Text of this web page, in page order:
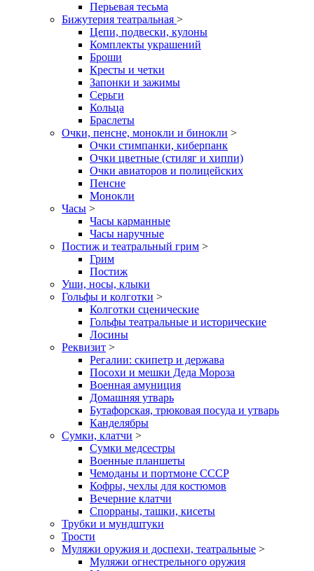
Перьевая тесьма
Бижутерия театральная >
Цепи, подвески, кулоны
Комплекты украшений
Броши
Кресты и четки
Запонки и зажимы
Серьги
Кольца
Браслеты
Очки, пенсне, монокли и бинокли >
Очки стимпанки, киберпанк
Очки цветные (стиляг и хиппи)
Очки авиаторов и полицейских
Пенсне
Монокли
Часы >
Часы карманные
Часы наручные
Постиж и театральный грим >
Грим
Постиж
Уши, носы, клыки
Гольфы и колготки >
Колготки сценические
Гольфы театральные и исторические
Лосины
Реквизит >
Регалии: скипетр и держава
Посохи и мешки Деда Мороза
Военная амуниция
Домашняя утварь
Бутафорская, трюковая посуда и утварь
Канделябры
Сумки, клатчи >
Сумки медсестры
Военные планшеты
Чемоданы и портмоне СССР
Кофры, чехлы для костюмов
Вечерние клатчи
Спорраны, ташки, кисеты
Трубки и мундштуки
Трости
Муляжи оружия и доспехи, театральные >
Муляжи огнестрельного оружия